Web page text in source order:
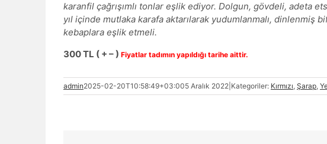
karanfil çağrışımlı tonlar eşlik ediyor. Dolgun, gövdeli, adeta
yıl içinde mutlaka karafa aktarılarak yudumlanmalı, dinlenmiş
kebaplara eşlik etmeli.
300 TL ( + – ) Fiyatlar tadımın yapıldığı tarihe aittir.
admin2025-02-20T10:58:49+03:005 Aralık 2022 Kategoriler: Kırmızı, Şarap,